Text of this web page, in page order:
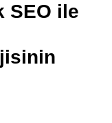
SEO ile